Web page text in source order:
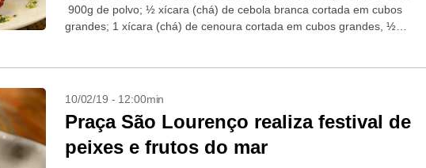
900g de polvo; ½ xícara (chá) de cebola branca cortada em cubos
grandes; 1 xícara (chá) de cenoura cortada em cubos grandes, ½
10/02/19 - 12:00min
Praça São Lourenço realiza festival de
peixes e frutos do mar